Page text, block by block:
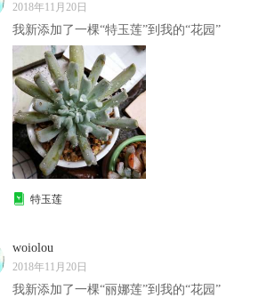
2018年11月20日
我新添加了一棵“特玉莲”到我的“花园”
特玉莲
woiolou
2018年11月20日
我新添加了一棵“丽娜莲”到我的“花园”